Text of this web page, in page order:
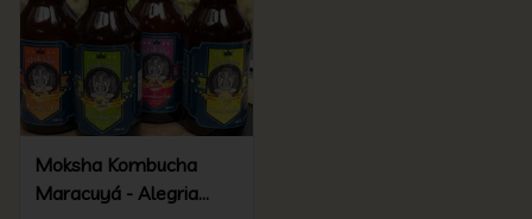
Moksha Kombucha
Maracuyá - Alegria